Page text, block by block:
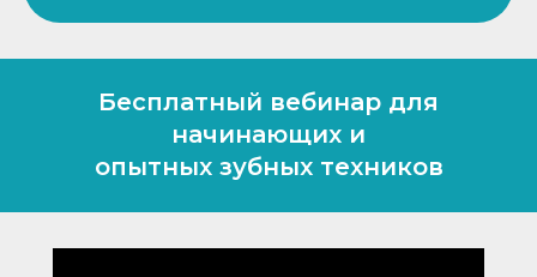
Бесплатный вебинар для
начинающих и
опытных зубных техников